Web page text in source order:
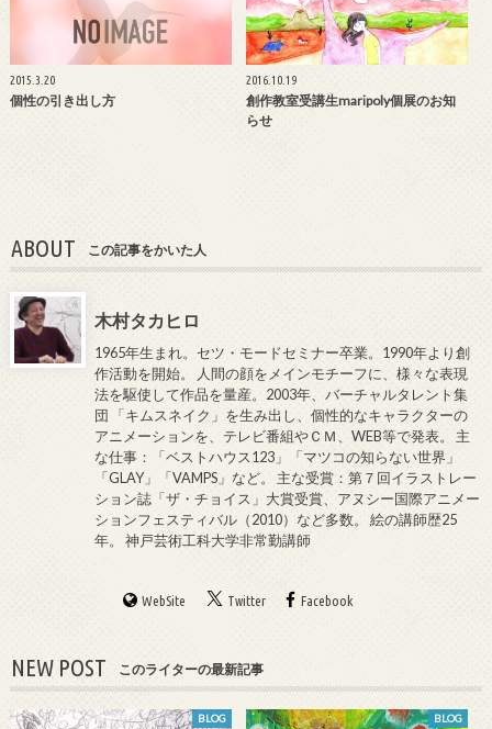
2015.3.20
個性の引き出し方
2016.10.19
創作教室受講生maripoly個展のお知
らせ
ABOUT この記事をかいた人
木村タカヒロ
1965年生まれ。セツ・モードセミナー卒業。1990年より創
作活動を開始。 人間の顔をメインモチーフに、様々な表現
法を駆使して作品を量産。2003年、バーチャルタレント集
団 「キムスネイク」を生み出し、個性的なキャラクターの
アニメーションを、テレビ番組やＣＭ、WEB等で発表。 主
な仕事：「ベストハウス123」「マツコの知らない世界」
「GLAY」「VAMPS」など。 主な受賞：第７回イラストレー
ション誌「ザ・チョイス」大賞受賞、アヌシー国際アニメー
ションフェスティバル（2010）など多数。 絵の講師歴25
年。 神戸芸術工科大学非常勤講師
WebSite Twitter Facebook
NEW POST このライターの最新記事
BLOG BLOG